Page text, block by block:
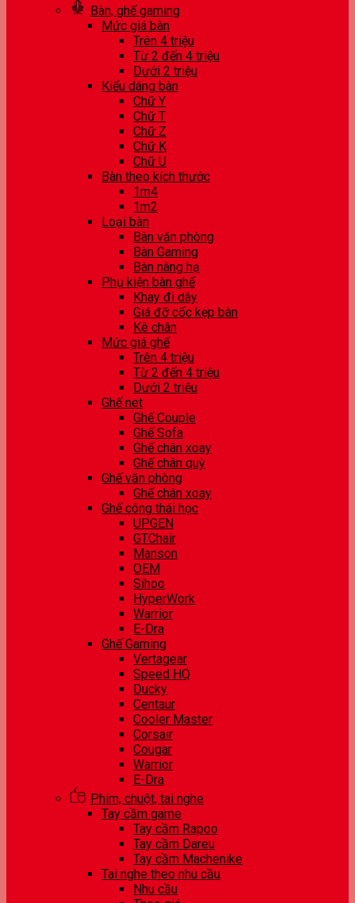
Bàn, ghế gaming
Mức giá bàn
Trên 4 triệu
Từ 2 đến 4 triệu
Dưới 2 triệu
Kiểu dáng bàn
Chữ Y
Chữ T
Chữ Z
Chữ K
Chữ U
Bàn theo kích thước
1m4
1m2
Loại bàn
Bàn văn phòng
Bàn Gaming
Bàn nâng hạ
Phụ kiện bàn ghế
Khay đi dây
Giá đỡ cốc kẹp bàn
Kê chân
Mức giá ghế
Trên 4 triệu
Từ 2 đến 4 triệu
Dưới 2 triệu
Ghế net
Ghế Couple
Ghế Sofa
Ghế chân xoay
Ghế chân quỳ
Ghế văn phòng
Ghế chân xoay
Ghế công thái học
UPGEN
GTChair
Manson
OEM
Sihoo
HyperWork
Warrior
E-Dra
Ghế Gaming
Vertagear
Speed HQ
Ducky
Centaur
Cooler Master
Corsair
Cougar
Warrior
E-Dra
Phím, chuột, tai nghe
Tay cầm game
Tay cầm Rapoo
Tay cầm Dareu
Tay cầm Machenike
Tai nghe theo nhu cầu
Nhu cầu